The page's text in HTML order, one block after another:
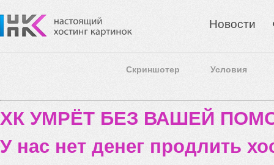
Новости
Скриншотер Условия
ХК УМРЁТ БЕЗ ВАШЕЙ
У нас нет денег продлить